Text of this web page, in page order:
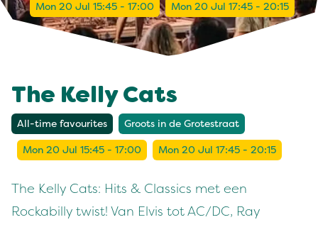
Mon 20 Jul 15:45 - 17:00 Mon 20 Jul 17:45 - 20:15
The Kelly Cats
All-time favourites Groots in de Grotestraat
Mon 20 Jul 15:45 - 17:00 Mon 20 Jul 17:45 - 20:15
The Kelly Cats: Hits & Classics met een
Rockabilly twist! Van Elvis tot AC/DC, Ray